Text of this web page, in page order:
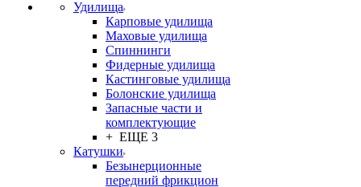
Удилища
Карповые удилища
Маховые удилища
Спиннинги
Фидерные удилища
Кастинговые удилища
Болонские удилища
Запасные части и
комплектующие
+ ЕЩЕ 3
Катушки
Безынерционные
передний фрикцион